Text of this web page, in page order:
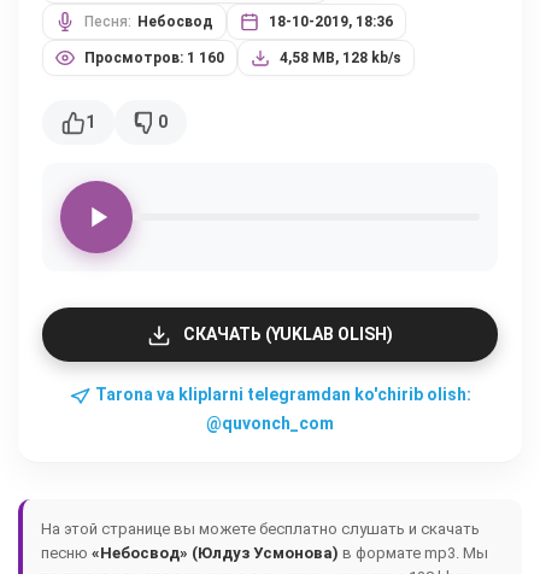
Песня: Небосвод 18-10-2019, 18:36
Просмотров: 1 160 4,58 MB, 128 kb/s
1 0
СКАЧАТЬ (YUKLAB OLISH)
Tarona va kliplarni telegramdan ko'chirib olish:
@quvonch_com
На этой странице вы можете бесплатно слушать и скачать
песню «Небосвод» (Юлдуз Усмонова) в формате mp3. Мы